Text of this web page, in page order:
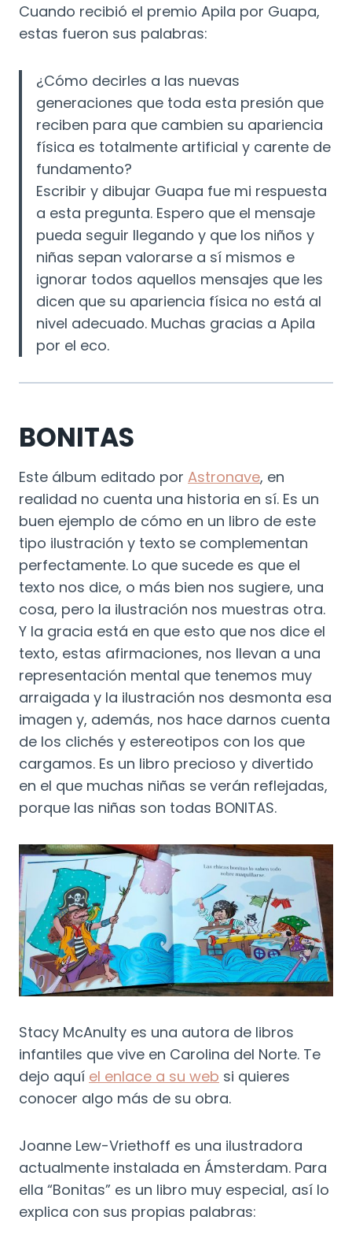
Cuando recibió el premio Apila por Guapa,
estas fueron sus palabras:
¿Cómo decirles a las nuevas
generaciones que toda esta presión que
reciben para que cambien su apariencia
física es totalmente artificial y carente de
fundamento?
Escribir y dibujar Guapa fue mi respuesta
a esta pregunta. Espero que el mensaje
pueda seguir llegando y que los niños y
niñas sepan valorarse a sí mismos e
ignorar todos aquellos mensajes que les
dicen que su apariencia física no está al
nivel adecuado. Muchas gracias a Apila
por el eco.
BONITAS
Este álbum editado por Astronave, en
realidad no cuenta una historia en sí. Es un
buen ejemplo de cómo en un libro de este
tipo ilustración y texto se complementan
perfectamente. Lo que sucede es que el
texto nos dice, o más bien nos sugiere, una
cosa, pero la ilustración nos muestras otra.
Y la gracia está en que esto que nos dice el
texto, estas afirmaciones, nos llevan a una
representación mental que tenemos muy
arraigada y la ilustración nos desmonta esa
imagen y, además, nos hace darnos cuenta
de los clichés y estereotipos con los que
cargamos. Es un libro precioso y divertido
en el que muchas niñas se verán reflejadas,
porque las niñas son todas BONITAS.
Stacy McAnulty es una autora de libros
infantiles que vive en Carolina del Norte. Te
dejo aquí el enlace a su web si quieres
conocer algo más de su obra.
Joanne Lew-Vriethoff es una ilustradora
actualmente instalada en Ámsterdam. Para
ella “Bonitas” es un libro muy especial, así lo
explica con sus propias palabras: